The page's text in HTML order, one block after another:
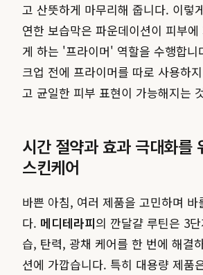
고 산뜻하게 마무리해 줍니다. 이렇
연한 보습막은 파운데이션이 피부
게 하는 '프라이머' 역할을 수행합니
크업 전에 프라이머를 따로 사용하
고 균일한 피부 표현이 가능해지는
시간 절약과 효과 극대화를
스킨케어
바쁜 아침, 여러 제품을 고민하며 바
다. 메디테라피의 깐달걀 루틴은 3
습, 탄력, 광채 케어를 한 번에 해결
션에 가깝습니다. 특히 대용량 제품